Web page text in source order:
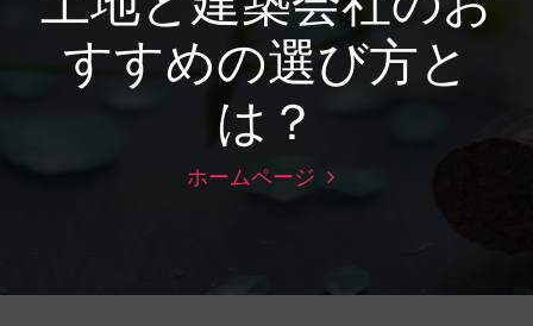
すすめの選び方と
は？
ホームページ